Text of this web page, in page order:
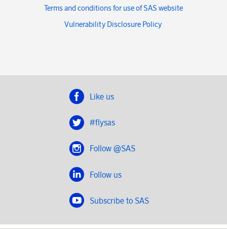
Terms and conditions for use of SAS website
Vulnerability Disclosure Policy
Like us
#flysas
Follow @SAS
Follow us
Subscribe to SAS